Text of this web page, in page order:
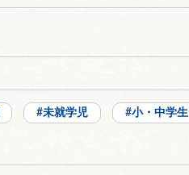
未就学児 小・中学生